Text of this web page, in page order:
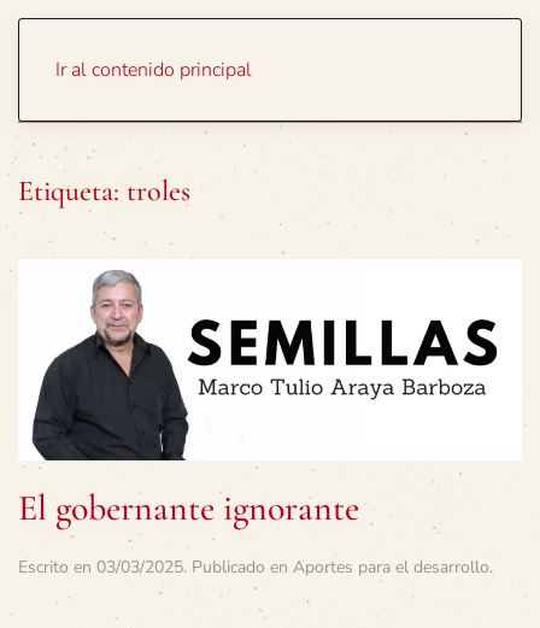
Ir al contenido principal
Etiqueta: troles
El gobernante ignorante
Escrito en 03/03/2025. Publicado en Aportes para el desarrollo.